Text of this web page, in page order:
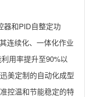
器和PID自整定功
连续化、一体化作业
用率提升至90%以
美定制的自动化成型
控温和节能稳定的特